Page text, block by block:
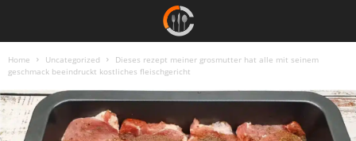
Home Uncategorized
Dieses rezept meiner grosmutter hat alle mit seinem
geschmack beeindruckt kostliches fleischgericht